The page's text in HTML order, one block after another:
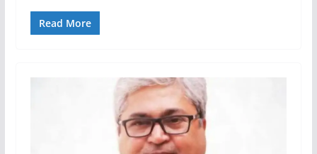
Read More